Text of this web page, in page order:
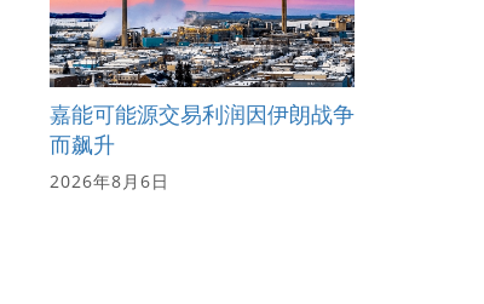
嘉能可能源交易利润因伊朗战争
而飙升
2026年8月6日